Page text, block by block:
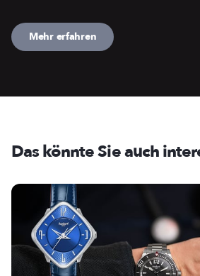
Mehr erfahren
Das könnte Sie auch